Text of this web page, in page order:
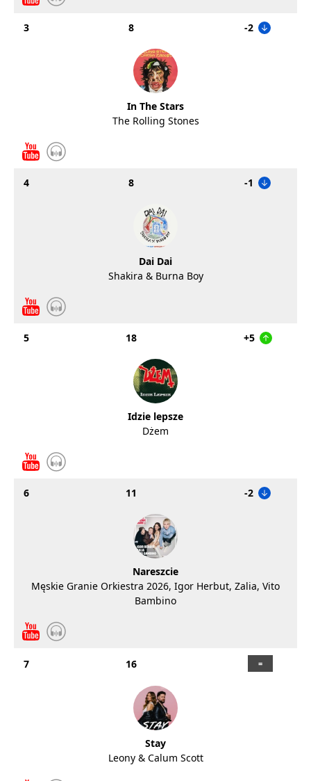
3 8 -2
In The Stars
The Rolling Stones
4 8 -1
Dai Dai
Shakira & Burna Boy
5 18 +5
Idzie lepsze
Dżem
6 11 -2
Nareszcie
Męskie Granie Orkiestra 2026, Igor Herbut, Zalia, Vito
Bambino
7 16
Stay
Leony & Calum Scott